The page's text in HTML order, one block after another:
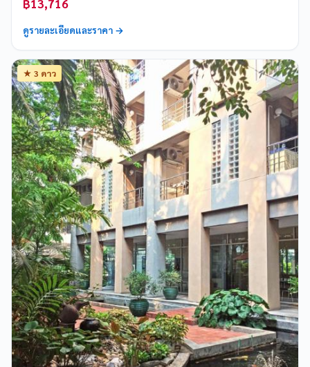
ดูรายละเอียดและราคา →
★ 3 ดาว